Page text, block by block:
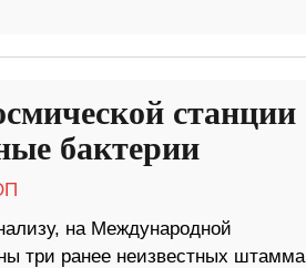
станции
бактерии
на Международной
три ранее неизвестных штамма